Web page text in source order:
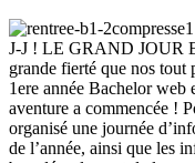
J-J ! LE GRAND JOUR
grande fierté que nos tout
1ere année Bachelor
aventure a commencée !
organisé une journée
de l’année, ainsi que les